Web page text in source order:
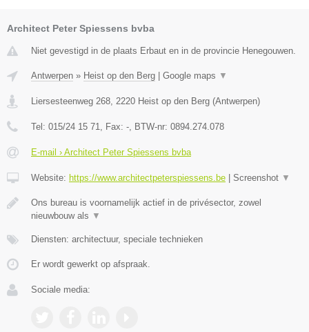
Architect Peter Spiessens bvba
Niet gevestigd in de plaats Erbaut en in de provincie Henegouwen.
Antwerpen » Heist op den Berg Google maps ▼
Liersesteenweg 268, 2220 Heist op den Berg (Antwerpen)
Tel: 015/24 15 71, Fax: -, BTW-nr: 0894.274.078
E-mail › Architect Peter Spiessens bvba
Website: https://www.architectpeterspiessens.be Screenshot ▼
Ons bureau is voornamelijk actief in de privésector, zowel
nieuwbouw als ▼
Diensten: architectuur, speciale technieken
Er wordt gewerkt op afspraak.
Sociale media: